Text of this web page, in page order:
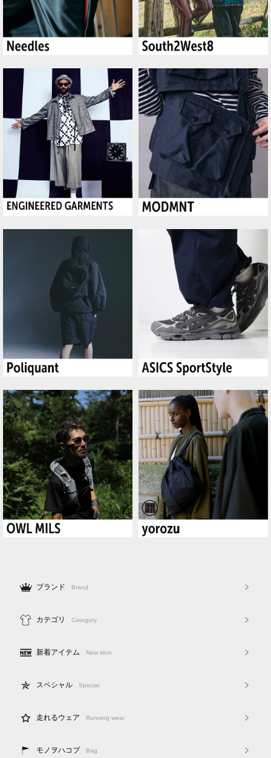
ブランド Brand
カテゴリ Category
新着アイテム New item
スペシャル Special
走れるウェア Running wear
モノヲハコブ Bag